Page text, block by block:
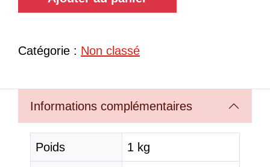
Catégorie : Non classé
Informations complémentaires
Poids 1 kg